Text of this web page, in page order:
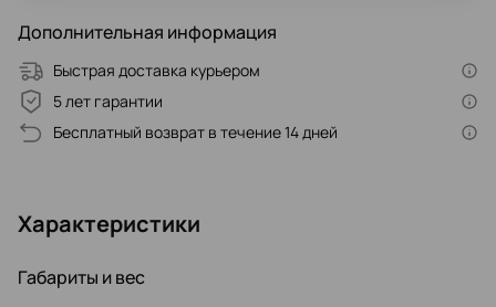
Дополнительная информация
Быстрая доставка курьером
5 лет гарантии
Бесплатный возврат в течение 14 дней
Характеристики
Габариты и вес